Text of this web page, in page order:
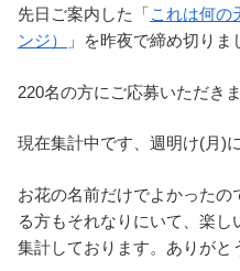
先日ご案内した「これは何の
ンジ）
」を昨夜で締め切りま
220名の方にご応募いただき
現在集計中です、週明け(月)
お花の名前だけでよかったの
る方もそれなりにいて、楽し
集計しております。ありがと